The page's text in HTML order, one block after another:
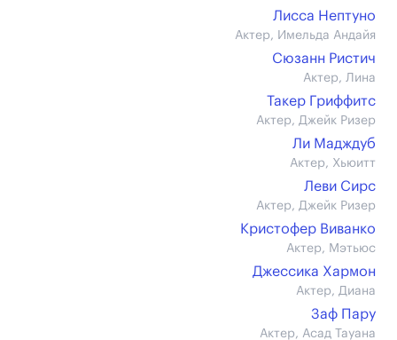
Лисса Нептуно
Актер, Имельда Андайя
Сюзанн Ристич
Актер, Лина
Такер Гриффитс
Актер, Джейк Ризер
Ли Мадждуб
Актер, Хьюитт
Леви Сирс
Актер, Джейк Ризер
Кристофер Виванко
Актер, Мэтьюс
Джессика Хармон
Актер, Диана
Заф Пару
Актер, Асад Тауана